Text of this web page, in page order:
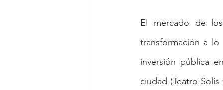
El mercado de
transformación a
inversión pública
ciudad (Teatro